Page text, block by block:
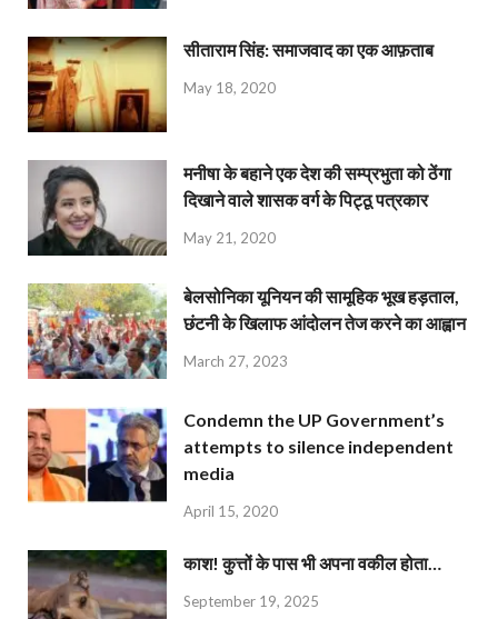
सीताराम सिंह: समाजवाद का एक आफ़ताब
May 18, 2020
मनीषा के बहाने एक देश की सम्प्रभुता को ठेंगा
दिखाने वाले शासक वर्ग के पिट्ठू पत्रकार
May 21, 2020
बेलसोनिका यूनियन की सामूहिक भूख हड़ताल,
छंटनी के खिलाफ आंदोलन तेज करने का आह्वान
March 27, 2023
Condemn the UP Government’s
attempts to silence independent
media
April 15, 2020
काश! कुत्तों के पास भी अपना वकील होता…
September 19, 2025